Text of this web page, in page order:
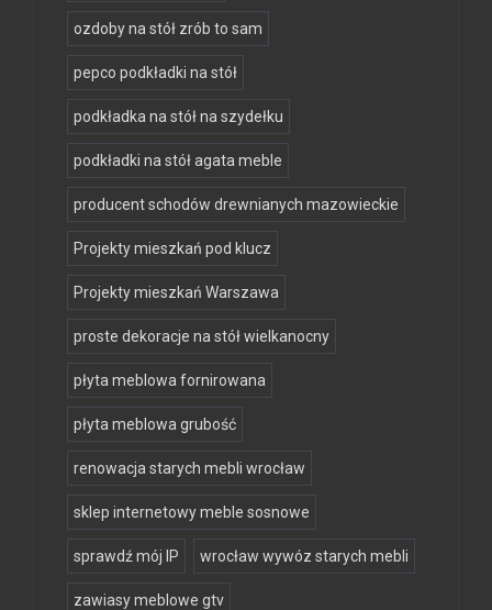
ozdoby na stół zrób to sam
pepco podkładki na stół
podkładka na stół na szydełku
podkładki na stół agata meble
producent schodów drewnianych mazowieckie
Projekty mieszkań pod klucz
Projekty mieszkań Warszawa
proste dekoracje na stół wielkanocny
płyta meblowa fornirowana
płyta meblowa grubość
renowacja starych mebli wrocław
sklep internetowy meble sosnowe
sprawdź mój IP wrocław wywóz starych mebli
zawiasy meblowe gtv